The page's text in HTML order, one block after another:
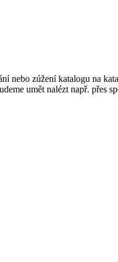
nebo zúžení katalogu na
umět nalézt např. přes